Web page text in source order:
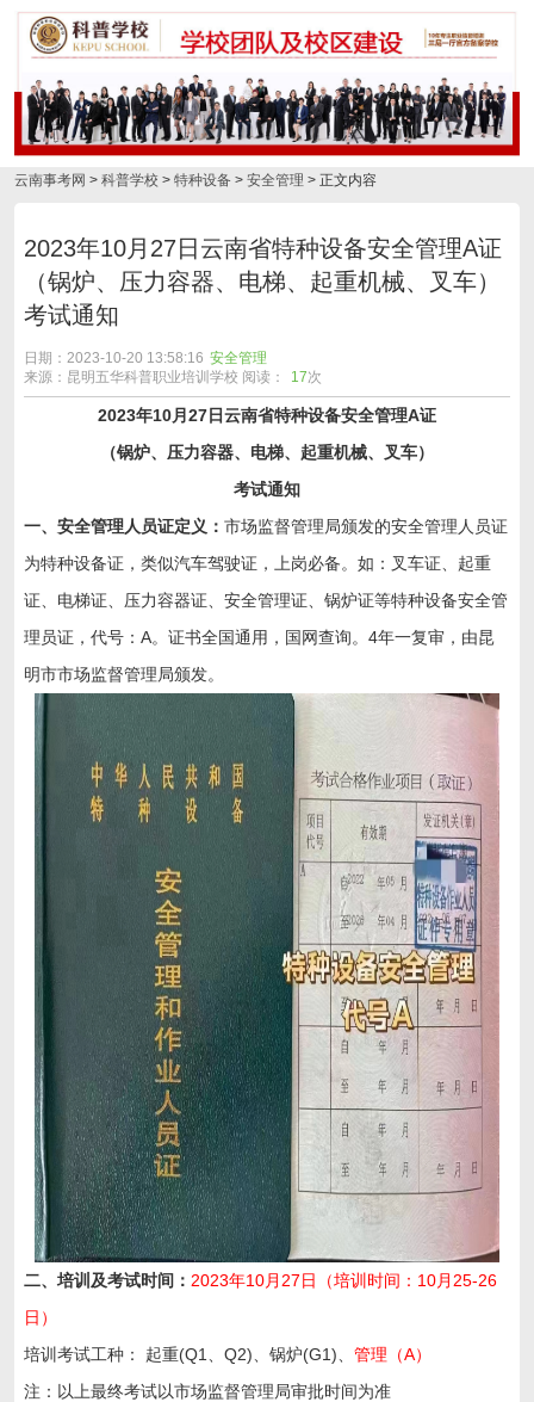
云南事考网 > 科普学校 > 特种设备 > 安全管理 > 正文内容
2023年10月27日云南省特种设备安全管理A证
（锅炉、压力容器、电梯、起重机械、叉车）
考试通知
日期：2023-10-20 13:58:16 安全管理
来源：昆明五华科普职业培训学校 阅读：
17次
2023年10月27日云南省特种设备安全管理A证
（锅炉、压力容器、电梯、起重机械、叉车）
考试通知
一、安全管理人员证定义：市场监督管理局颁发的安全管理人员证
为特种设备证，类似汽车驾驶证，上岗必备。如：叉车证、起重
证、电梯证、压力容器证、安全管理证、锅炉证等特种设备安全管
理员证，代号：A。证书全国通用，国网查询。4年一复审，由昆
明市市场监督管理局颁发。
二、培训及考试时间： 2023年10月27日（培训时间：10月25-26
日）
培训考试工种：
起重(Q1、Q2)、锅炉(G1)、管理（A）
注：以上最终考试以市场监督管理局审批时间为准